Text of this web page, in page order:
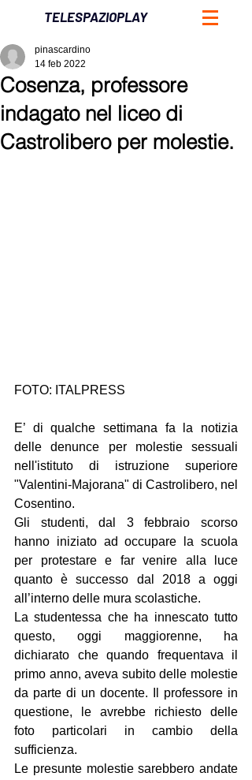
TELESPAZIOPLAY
Cosenza, professore
indagato nel liceo di
Castrolibero per molestie.
pinascardino
14 feb 2022
FOTO: ITALPRESS
E’ di qualche settimana fa la notizia
delle denunce per molestie sessuali
nell'istituto di istruzione superiore
"Valentini-Majorana" di Castrolibero, nel
Cosentino.
Gli studenti, dal 3 febbraio scorso
hanno iniziato ad occupare la scuola
per protestare e far venire alla luce
quanto è successo dal 2018 a oggi
all’interno delle mura scolastiche.
La studentessa che ha innescato tutto
questo, oggi maggiorenne, ha
dichiarato che quando frequentava il
primo anno, aveva subito delle molestie
da parte di un docente. Il professore in
questione, le avrebbe richiesto delle
foto particolari in cambio della
sufficienza.
Le presunte molestie sarebbero andate